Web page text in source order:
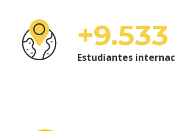
+9.533
Estudiantes